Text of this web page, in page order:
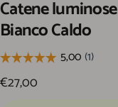
Cateneluminose
BiancoCaldo
€27,00